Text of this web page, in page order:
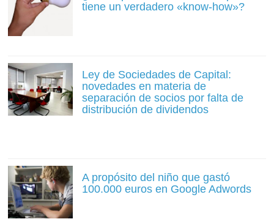
tiene un verdadero «know-how»?
Ley de Sociedades de Capital:
novedades en materia de
separación de socios por falta de
distribución de dividendos
A propósito del niño que gastó
100.000 euros en Google Adwords